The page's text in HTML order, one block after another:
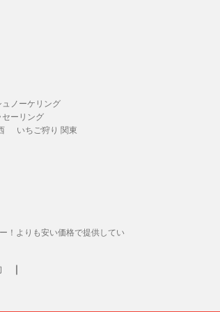
ノーケリング
ーリング
いちご狩り 関東
！よりも安い価格で提供してい